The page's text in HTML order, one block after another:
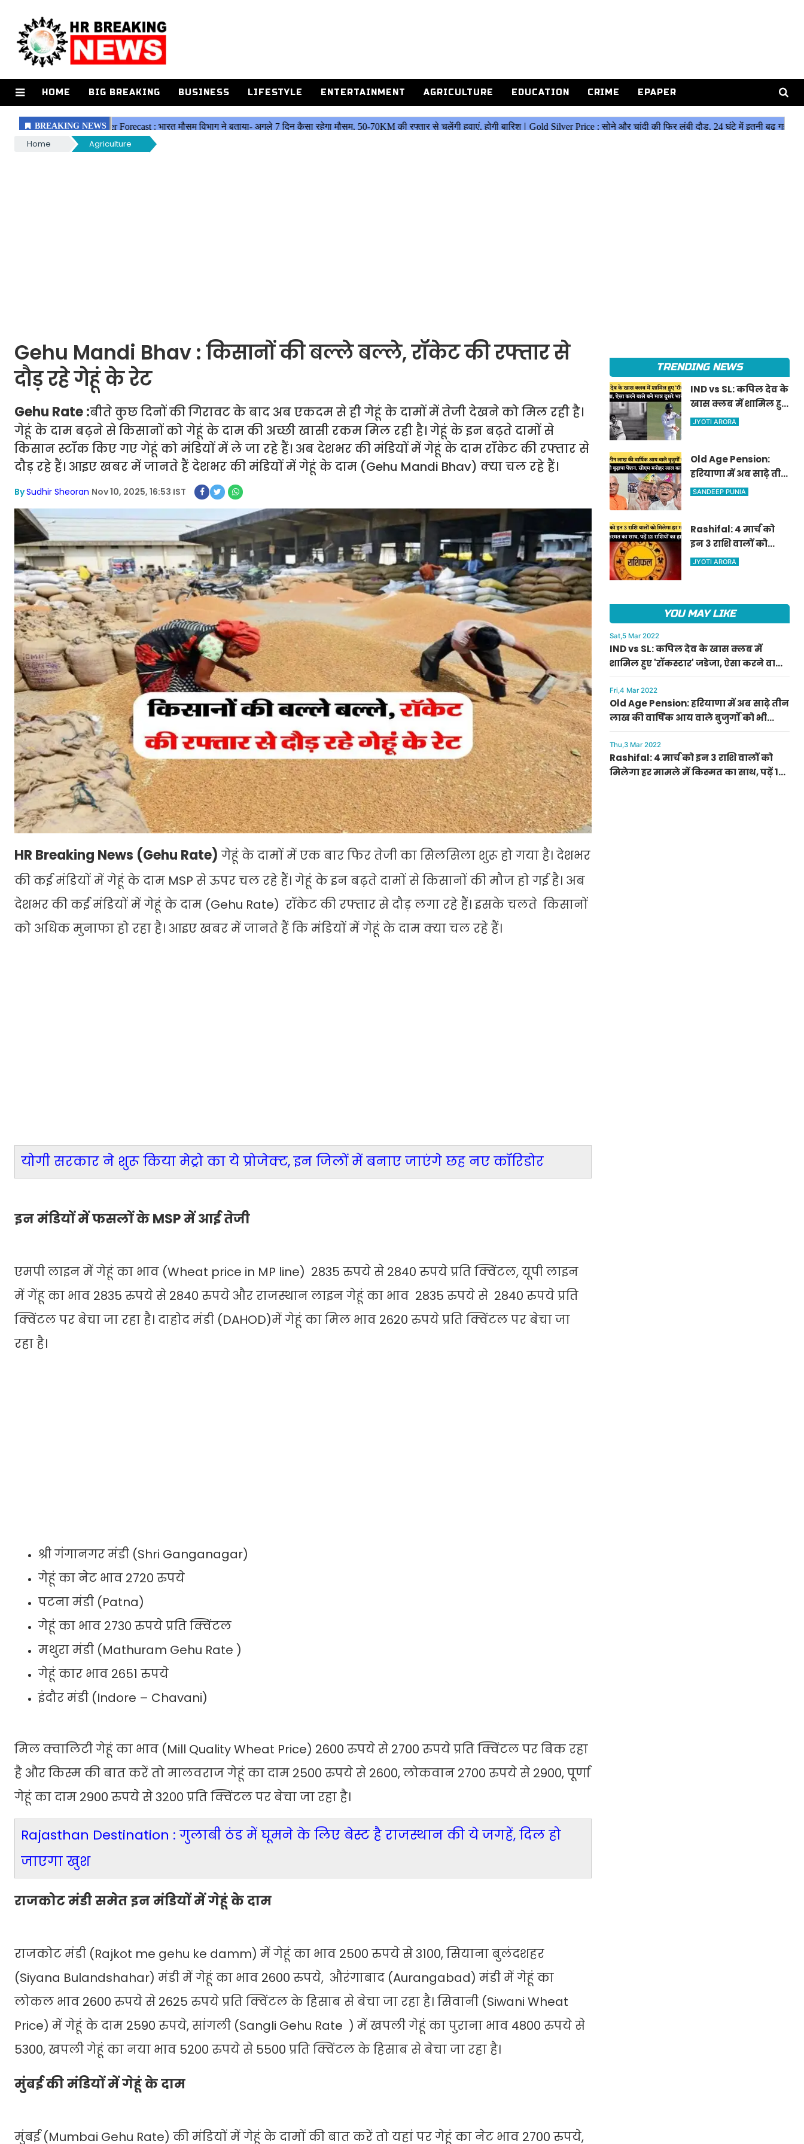
HOME BIG BREAKING BUSINESS LIFESTYLE ENTERTAINMENT AGRICULTURE EDUCATION CRIME EPAPER
Home Agriculture
Gehu Mandi Bhav : किसानों की बल्ले बल्ले, रॉकेट की रफ्तार से
दौड़ रहे गेहूं के रेट
Gehu Rate :बीते कुछ दिनों की गिरावट के बाद अब एकदम से ही गेहूं के दामों में तेजी देखने को मिल रही है।
गेहूं के दाम बढ़ने से किसानों को गेहूं के दाम की अच्छी खासी रकम मिल रही है। गेहूं के इन बढ़ते दामों से
किसान स्टॉक किए गए गेहूं को मंडियों में ले जा रहे हैं। अब देशभर की मंडियों में गेहूं के दाम रॉकेट की रफ्तार से
दौड़ रहे हैं। आइए खबर में जानते हैं देशभर की मंडियों में गेहूं के दाम (Gehu Mandi Bhav) क्या चल रहे हैं।
BySudhir Sheoran Nov 10, 2025, 16:53 IST
HR Breaking News (Gehu Rate) गेहूं के दामों में एक बार फिर तेजी का सिलसिला शुरू हो गया है। देशभर
की कई मंडियों में गेहूं के दाम MSP से ऊपर चल रहे हैं। गेहूं के इन बढ़ते दामों से किसानों की मौज हो गई है। अब
देशभर की कई मंडियों में गेहूं के दाम (Gehu Rate) रॉकेट की रफ्तार से दौड़ लगा रहे हैं। इसके चलते किसानों
को अधिक मुनाफा हो रहा है। आइए खबर में जानते हैं कि मंडियों में गेहूं के दाम क्या चल रहे हैं।
योगी सरकार ने शुरू किया मेट्रो का ये प्रोजेक्ट, इन जिलों में बनाए जाएंगे छह नए कॉरिडोर
इन मंडियों में फसलों के MSP में आई तेजी
एमपी लाइन में गेहूं का भाव (Wheat price in MP line) 2835 रुपये से 2840 रुपये प्रति क्विंटल, यूपी लाइन
में गेंहू का भाव 2835 रुपये से 2840 रुपये और राजस्थान लाइन गेहूं का भाव 2835 रुपये से 2840 रुपये प्रति
क्विंटल पर बेचा जा रहा है। दाहोद मंडी (DAHOD)में गेहूं का मिल भाव 2620 रुपये प्रति क्विंटल पर बेचा जा
रहा है।
श्री गंगानगर मंडी (Shri Ganganagar)
गेहूं का नेट भाव 2720 रुपये
पटना मंडी (Patna)
गेहूं का भाव 2730 रुपये प्रति क्विंटल
मथुरा मंडी (Mathuram Gehu Rate )
गेहूं कार भाव 2651 रुपये
इंदौर मंडी (Indore – Chavani)
मिल क्वालिटी गेहूं का भाव (Mill Quality Wheat Price) 2600 रुपये से 2700 रुपये प्रति क्विंटल पर बिक रहा
है और किस्म की बात करें तो मालवराज गेहूं का दाम 2500 रुपये से 2600, लोकवान 2700 रुपये से 2900, पूर्णा
गेहूं का दाम 2900 रुपये से 3200 प्रति क्विंटल पर बेचा जा रहा है।
Rajasthan Destination : गुलाबी ठंड में घूमने के लिए बेस्ट है राजस्थान की ये जगहें, दिल हो
जाएगा खुश
राजकोट मंडी समेत इन मंडियों में गेहूं के दाम
राजकोट मंडी (Rajkot me gehu ke damm) में गेहूं का भाव 2500 रुपये से 3100, सियाना बुलंदशहर
(Siyana Bulandshahar) मंडी में गेहूं का भाव 2600 रुपये, औरंगाबाद (Aurangabad) मंडी में गेहूं का
लोकल भाव 2600 रुपये से 2625 रुपये प्रति क्विंटल के हिसाब से बेचा जा रहा है। सिवानी (Siwani Wheat
Price) में गेहूं के दाम 2590 रुपये, सांगली (Sangli Gehu Rate ) में खपली गेहूं का पुराना भाव 4800 रुपये से
5300, खपली गेहूं का नया भाव 5200 रुपये से 5500 प्रति क्विंटल के हिसाब से बेचा जा रहा है।
मुंबई की मंडियों में गेहूं के दाम
मुंबई (Mumbai Gehu Rate) की मंडियों में गेहूं के दामों की बात करें तो यहां पर गेहूं का नेट भाव 2700 रुपये,
TRENDING NEWS
IND vs SL: कपिल देव के
खास क्लब में शामिल हुए
'रॉकस्टार' जडेजा, ऐसा
JYOTI ARORA
Old Age Pension:
हरियाणा में अब साढ़े तीन
लाख की वार्षिक आय
सीएम मनोहर लाल का
ऐलान
SANDEEP PUNIA
Rashifal: 4 मार्च को
इन 3 राशि वालों को
मिलेगा हर मामले में
JYOTI ARORA
YOU MAY LIKE
Sat,5 Mar 2022
IND vs SL: कपिल देव के खास क्लब में
शामिल हुए 'रॉकस्टार' जडेजा, ऐसा करने वाले
बने मात्र दूसरे भारतीय
Fri,4 Mar 2022
Old Age Pension: हरियाणा में अब साढ़े तीन
लाख की वार्षिक आय वाले बुजुर्गों को भी
मिलेगी बुढ़ापा पेंशन, सीएम मनोहर लाल का
ऐलान
Thu,3 Mar 2022
Rashifal: 4 मार्च को इन 3 राशि वालों को
मिलेगा हर मामले में किस्मत का साथ, पढ़ें 12